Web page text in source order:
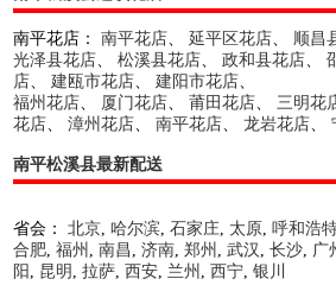
南平花店：南平花店、 延平区花店、 顺昌
光泽县花店、松溪县花店、政和县花店、
店、建瓯市花店、建阳市花店、
福州花店、 厦门花店、莆田花店、三明花
花店、漳州花店、南平花店、龙岩花店、
南平松溪县最新配送
省会：北京, 哈尔滨,石家庄, 太原,呼和浩
合肥,福州 ,南昌 ,济南,郑州 ,武汉 ,长沙, 广
阳 , 昆明 ,拉萨,西安, 兰州 ,西宁,银川